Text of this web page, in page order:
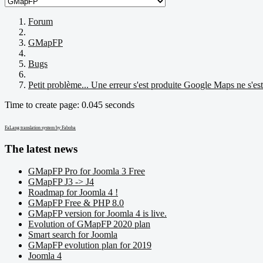
Forum
GMapFP
Bugs
Petit problème... Une erreur s'est produite Google Maps ne
Time to create page: 0.045 seconds
FaLang translation system by Faboba
The latest news
GMapFP Pro for Joomla 3 Free
GMapFP J3 -> J4
Roadmap for Joomla 4 !
GMapFP Free & PHP 8.0
GMapFP version for Joomla 4 is live.
Evolution of GMapFP 2020 plan
Smart search for Joomla
GMapFP evolution plan for 2019
Joomla 4